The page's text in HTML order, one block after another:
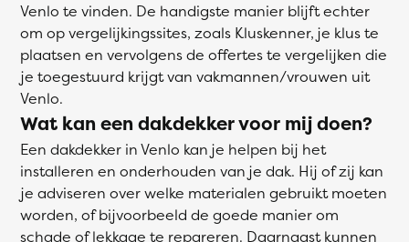
Venlo te vinden. De handigste manier blijft echter
om op vergelijkingssites, zoals Kluskenner, je klus te
plaatsen en vervolgens de offertes te vergelijken die
je toegestuurd krijgt van vakmannen/vrouwen uit
Venlo.
Wat kan een dakdekker voor mij doen?
Een dakdekker in Venlo kan je helpen bij het
installeren en onderhouden van je dak. Hij of zij kan
je adviseren over welke materialen gebruikt moeten
worden, of bijvoorbeeld de goede manier om
schade of lekkage te repareren. Daarnaast kunnen